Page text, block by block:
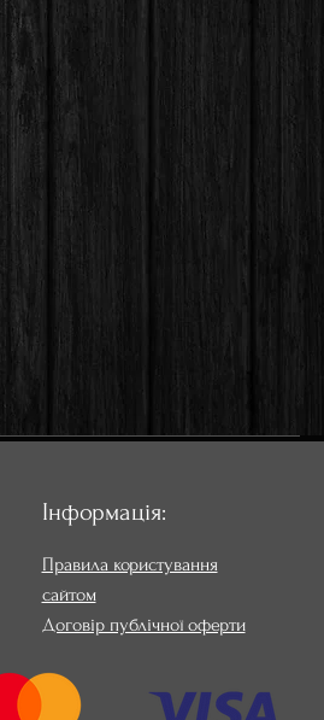
Інформація:
Правила користування
сайтом
Договір публічної оферти